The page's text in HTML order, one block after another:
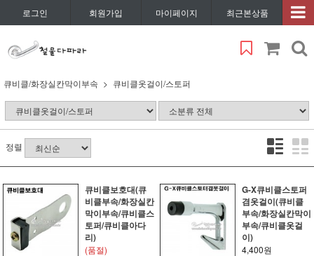
로그인 회원가입 마이페이지 최근본상품
큐비클/화장실칸막이부속 큐비클옷걸이/스토퍼
정렬
큐비클보호대(큐
비클부속/화장실칸
막이부속/큐비클스
토퍼/큐비클아다
리)
(품절)
G-X큐비클스토퍼
겸옷걸이(큐비클
부속/화장실칸막이
부속/큐비클옷걸
이)
4,400원